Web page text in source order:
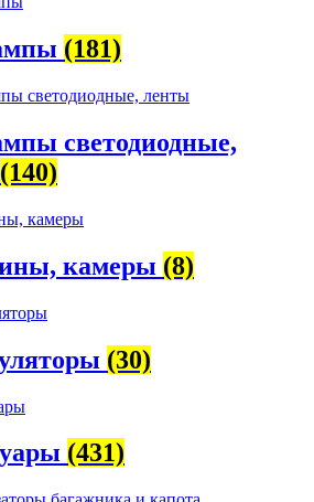
(181)
светодиодные,
(140)
камеры (8)
(30)
(431)